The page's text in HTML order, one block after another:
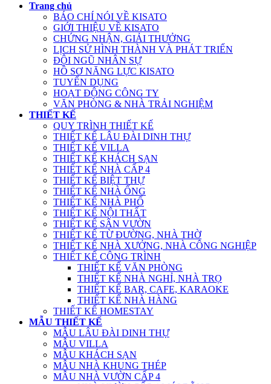
Trang chủ
BÁO CHÍ NÓI VỀ KISATO
GIỚI THIỆU VỀ KISATO
CHỨNG NHẬN, GIẢI THƯỞNG
LỊCH SỬ HÌNH THÀNH VÀ PHÁT TRIỂN
ĐỘI NGŨ NHÂN SỰ
HỒ SƠ NĂNG LỰC KISATO
TUYỂN DỤNG
HOẠT ĐỘNG CÔNG TY
VĂN PHÒNG & NHÀ TRẢI NGHIỆM
THIẾT KẾ
QUY TRÌNH THIẾT KẾ
THIẾT KẾ LÂU ĐÀI DINH THỰ
THIẾT KẾ VILLA
THIẾT KẾ KHÁCH SẠN
THIẾT KẾ NHÀ CẤP 4
THIẾT KẾ BIỆT THỰ
THIẾT KẾ NHÀ ỐNG
THIẾT KẾ NHÀ PHỐ
THIẾT KẾ NỘI THẤT
THIẾT KẾ SÂN VƯỜN
THIẾT KẾ TỪ ĐƯỜNG, NHÀ THỜ
THIẾT KẾ NHÀ XƯỞNG, NHÀ CÔNG NGHIỆP
THIẾT KẾ CÔNG TRÌNH
THIẾT KẾ VĂN PHÒNG
THIẾT KẾ NHÀ NGHỈ, NHÀ TRỌ
THIẾT KẾ BAR, CAFE, KARAOKE
THIẾT KẾ NHÀ HÀNG
THIẾT KẾ HOMESTAY
MẪU THIẾT KẾ
MẪU LÂU ĐÀI DINH THỰ
MẪU VILLA
MẪU KHÁCH SẠN
MẪU NHÀ KHUNG THÉP
MẪU NHÀ VƯỜN CẤP 4